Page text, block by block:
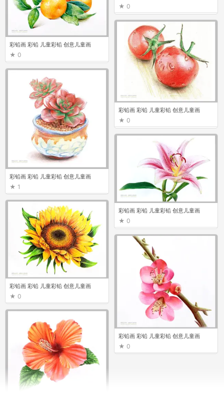
彩铅画 彩铅 儿童彩铅 创意儿童画
0
彩铅画 彩铅 儿童彩铅 创意儿童画
0
彩铅画 彩铅 儿童彩铅 创意儿童画
0
彩铅画 彩铅 儿童彩铅 创意儿童画
0
彩铅画 彩铅 儿童彩铅 创意儿童画
1
彩铅画 彩铅 儿童彩铅 创意儿童画
0
0